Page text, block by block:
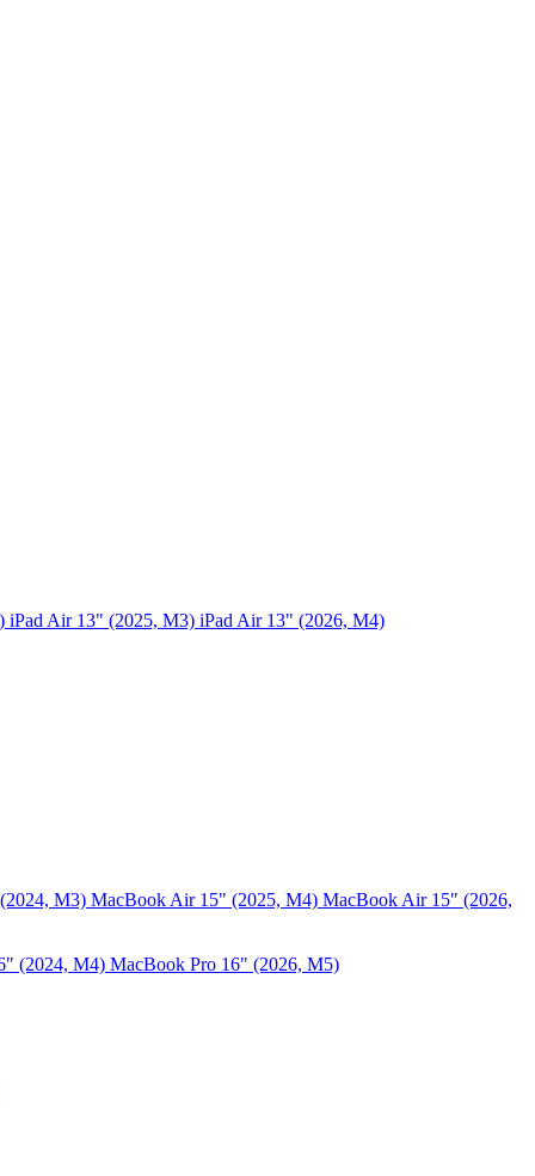
iPad Air 13" (2025, M3) iPad Air 13" (2026, M4)
M3) MacBook Air 15" (2025, M4) MacBook Air 15″ (2026,
(2024, M4) MacBook Pro 16" (2026, M5)